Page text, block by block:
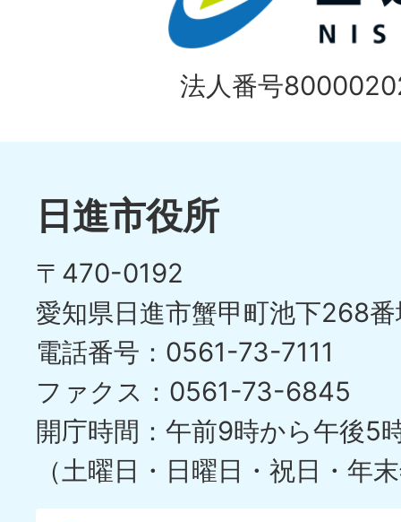
法人番号
日進市役所
〒470-0192
愛知県日進市蟹甲町池下268
電話番号：0561-73-7111
ファクス：0561-73-6845
開庁時間：午前9時から午後5
（土曜日・日曜日・祝日・年